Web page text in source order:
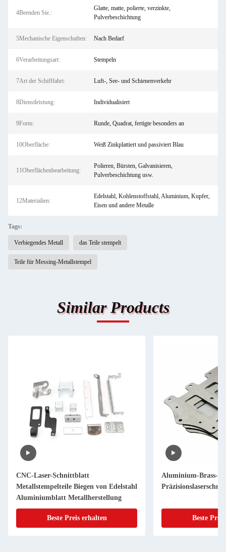
4Beenden Sie.:
Glatte, matte, polierte, verzinkte,
Pulverbeschichtung
5Mechanische Eigenschaften: Nach Bedarf
6Verarbeitungsart: Stempeln
7Art der Schifffahrt: Luft-, See- und Schienenverkehr
8Dienstleistung: Individualisiert
9Form: Runde, Quadrat, fertigte besonders an
10Oberfläche: Weiß Zinkplattiert und passiviert Blau
11Oberflächenbearbeitung:
Polieren, Bürsten, Galvanisieren,
Pulverbeschichtung usw.
12Materialien:
Edelstahl, Kohlenstoffstahl, Aluminium, Kupfer,
Eisen und andere Metalle
Tags:
Verbiegendes Metall das Teile stempelt
Teile für Messing-Metallstempel
Similar Products
CNC-Laser-Schnittblatt
Metallstempelteile Biegen von Edelstahl
Aluminiumblatt Metallherstellung
Beste Preis erhalten
Aluminium-Brass-
Beste